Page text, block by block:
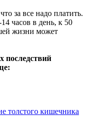
за все надо платить.
часов в день, к 50
жизни может
последствий
толстого кишечника